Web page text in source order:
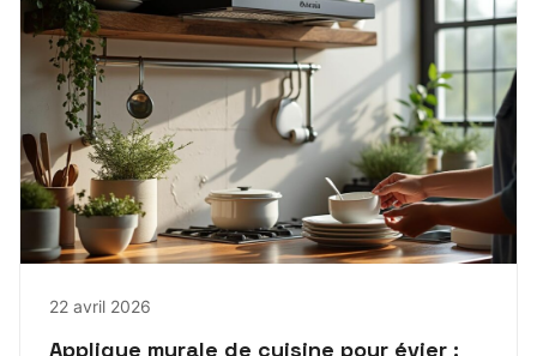
22 avril 2026
Applique murale de cuisine pour évier :